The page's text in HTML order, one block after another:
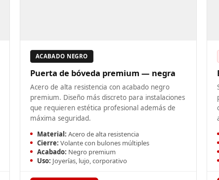
ACABADO NEGRO
Puerta de bóveda premium — negra
Acero de alta resistencia con acabado negro
premium. Diseño más discreto para instalaciones
que requieren estética profesional además de
máxima seguridad.
Material: Acero de alta resistencia
Cierre: Volante con bulones múltiples
Acabado: Negro premium
Uso: Joyerías, lujo, corporativo